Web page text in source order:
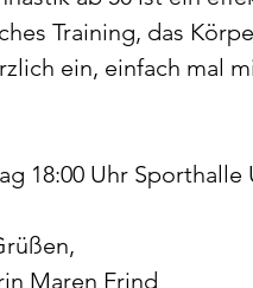
Training, das
ein, einfach mal
18:00 Uhr Sporthalle
Maren Frind